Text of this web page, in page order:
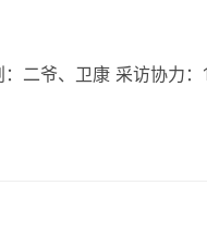
二爷、卫康 采访协力：